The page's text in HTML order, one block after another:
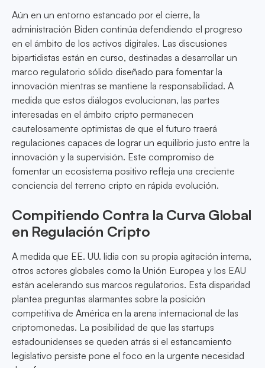
Aún en un entorno estancado por el cierre, la
administración Biden continúa defendiendo el progreso
en el ámbito de los activos digitales. Las discusiones
bipartidistas están en curso, destinadas a desarrollar un
marco regulatorio sólido diseñado para fomentar la
innovación mientras se mantiene la responsabilidad. A
medida que estos diálogos evolucionan, las partes
interesadas en el ámbito cripto permanecen
cautelosamente optimistas de que el futuro traerá
regulaciones capaces de lograr un equilibrio justo entre la
innovación y la supervisión. Este compromiso de
fomentar un ecosistema positivo refleja una creciente
conciencia del terreno cripto en rápida evolución.
Compitiendo Contra la Curva Global
en Regulación Cripto
A medida que EE. UU. lidia con su propia agitación interna,
otros actores globales como la Unión Europea y los EAU
están acelerando sus marcos regulatorios. Esta disparidad
plantea preguntas alarmantes sobre la posición
competitiva de América en la arena internacional de las
criptomonedas. La posibilidad de que las startups
estadounidenses se queden atrás si el estancamiento
legislativo persiste pone el foco en la urgente necesidad